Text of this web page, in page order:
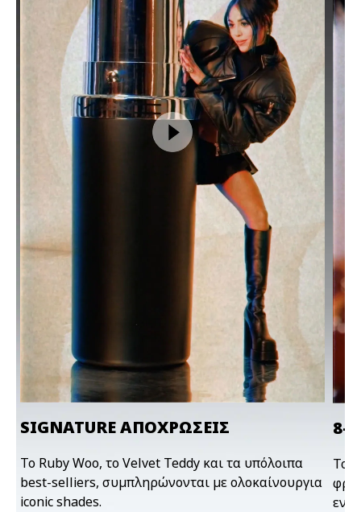
SIGNATURE ΑΠΟΧΡΩΣΕΙΣ
To Ruby Woo, το Velvet Teddy και τα υπόλοιπα
best-selliers, συμπληρώνονται με ολοκαίνουργια
iconic shades.
8-
Το